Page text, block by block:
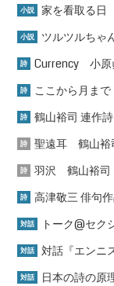
小説 家を看取る
小説 ツルツルち
詩 Currency 小原
詩 ここから月ま
詩 鶴山裕司 連作
詩 聖遠耳 鶴山裕
詩 羽沢 鶴山裕司
詩 高津敬三 俳句
対話 トーク@セ
対話 対話『エンニ
対話 日本の詩の原